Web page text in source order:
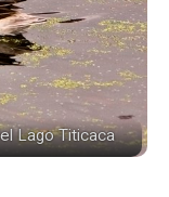
Lago Titicaca